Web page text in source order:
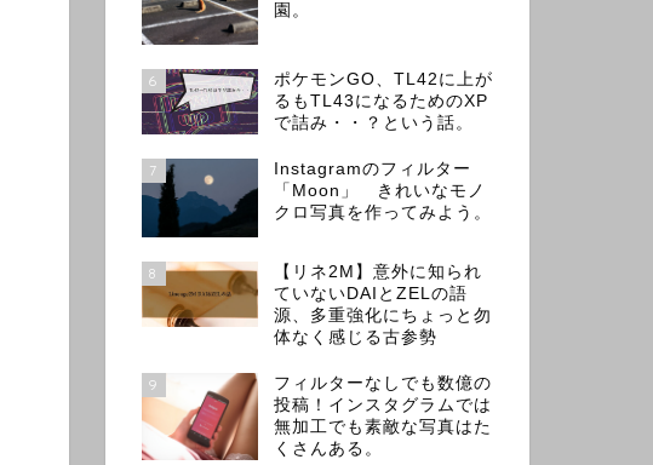
園。
6
ポケモンGO、TL42に上が
るもTL43になるためのXP
で詰み・・？という話。
7
Instagramのフィルター
「Moon」 きれいなモノ
クロ写真を作ってみよう。
8
【リネ2M】意外に知られ
ていないDAIとZELの語
源、多重強化にちょっと勿
体なく感じる古参勢
9
フィルターなしでも数億の
投稿！インスタグラムでは
無加工でも素敵な写真はた
くさんある。